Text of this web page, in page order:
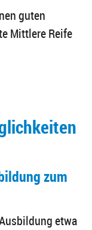
guten
Mittlere Reife
zum
etwa